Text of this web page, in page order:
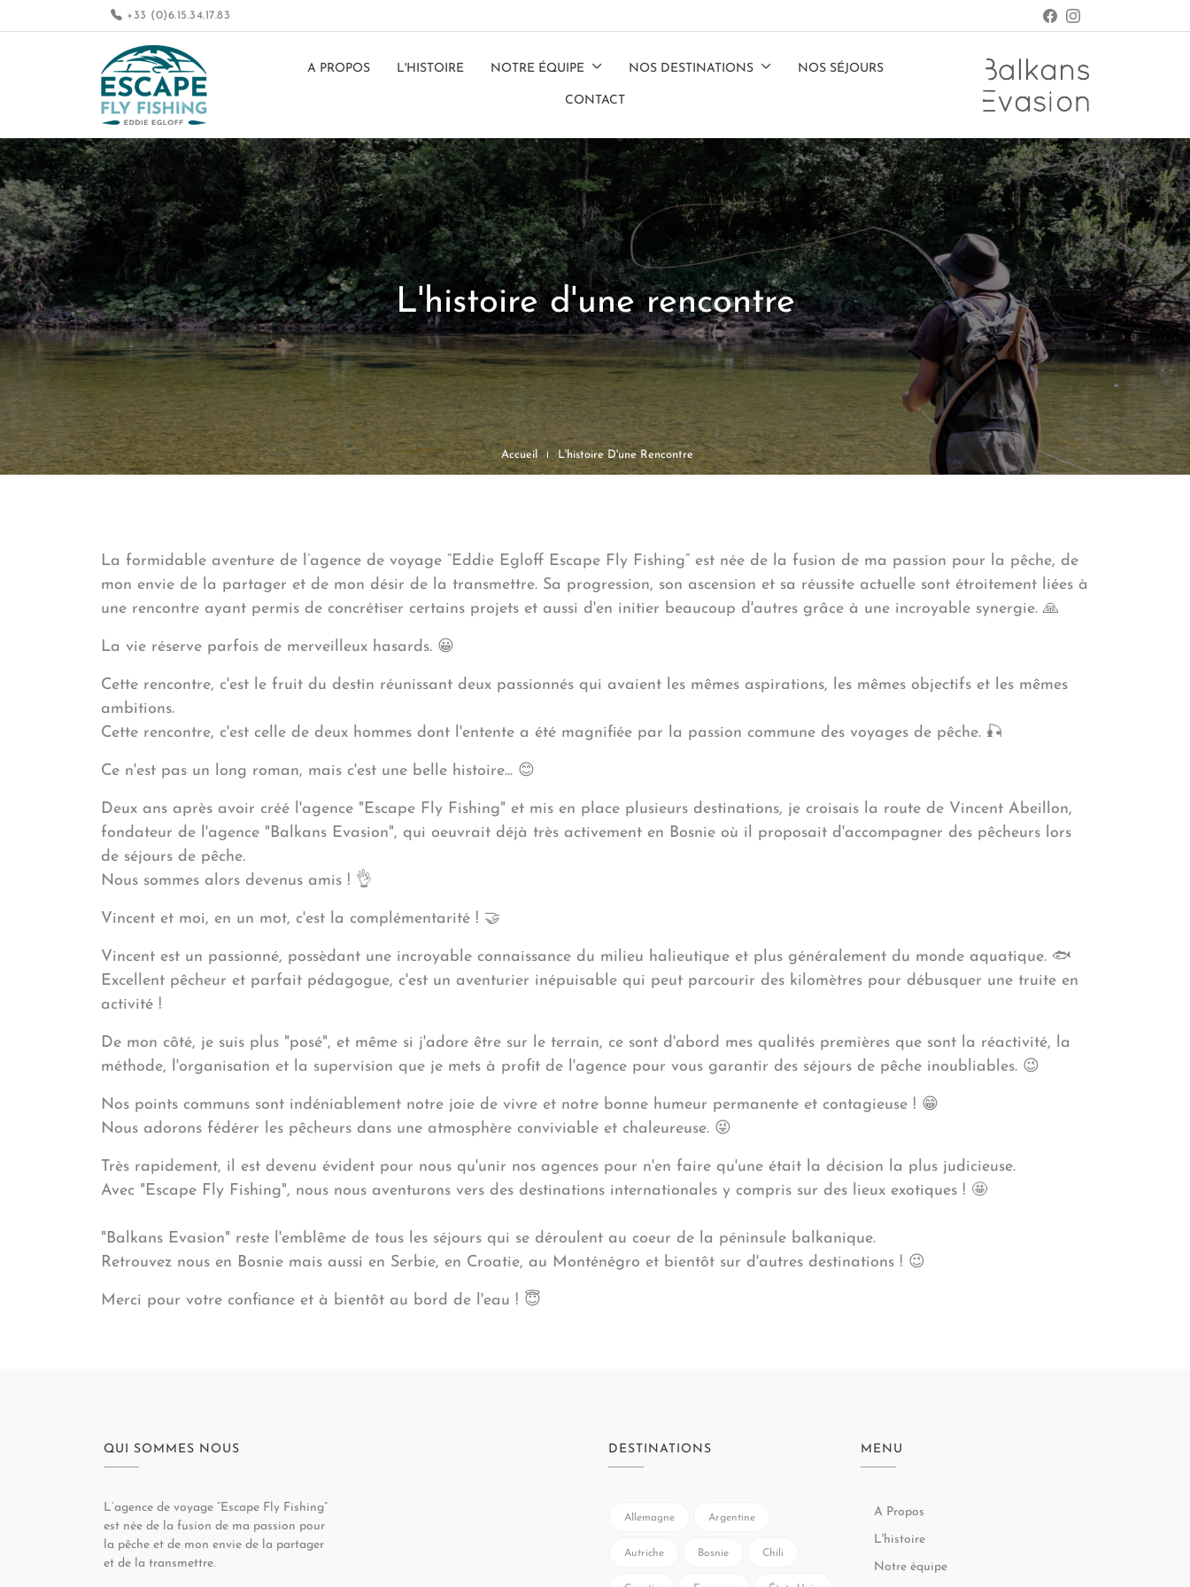
+33 (0)6.15.34.17.83
A PROPOS L'HISTOIRE NOTRE ÉQUIPE NOS DESTINATIONS NOS SÉJOURS
CONTACT
L'histoire d'une rencontre
Accueil L'histoire D'une Rencontre
La formidable aventure de l’agence de voyage “Eddie Egloff Escape Fly Fishing” est née de la fusion de ma passion pour la pêche, de
mon envie de la partager et de mon désir de la transmettre. Sa progression, son ascension et sa réussite actuelle sont étroitement liées à
une rencontre ayant permis de concrétiser certains projets et aussi d'en initier beaucoup d'autres grâce à une incroyable synergie. 🙏
La vie réserve parfois de merveilleux hasards. 😀
Cette rencontre, c'est le fruit du destin réunissant deux passionnés qui avaient les mêmes aspirations, les mêmes objectifs et les mêmes
ambitions.
Cette rencontre, c'est celle de deux hommes dont l'entente a été magnifiée par la passion commune des voyages de pêche. 🎣
Ce n'est pas un long roman, mais c'est une belle histoire... 😊
Deux ans après avoir créé l'agence "Escape Fly Fishing" et mis en place plusieurs destinations, je croisais la route de Vincent Abeillon,
fondateur de l'agence "Balkans Evasion", qui oeuvrait déjà très activement en Bosnie où il proposait d'accompagner des pêcheurs lors
de séjours de pêche.
Nous sommes alors devenus amis ! 👌
Vincent et moi, en un mot, c'est la complémentarité ! 🤝
Vincent est un passionné, possèdant une incroyable connaissance du milieu halieutique et plus généralement du monde aquatique. 🐟
Excellent pêcheur et parfait pédagogue, c'est un aventurier inépuisable qui peut parcourir des kilomètres pour débusquer une truite en
activité !
De mon côté, je suis plus "posé", et même si j'adore être sur le terrain, ce sont d'abord mes qualités premières que sont la réactivité, la
méthode, l'organisation et la supervision que je mets à profit de l'agence pour vous garantir des séjours de pêche inoubliables. 😉
Nos points communs sont indéniablement notre joie de vivre et notre bonne humeur permanente et contagieuse ! 😁
Nous adorons fédérer les pêcheurs dans une atmosphère conviviable et chaleureuse. 😜
Très rapidement, il est devenu évident pour nous qu'unir nos agences pour n'en faire qu'une était la décision la plus judicieuse.
Avec "Escape Fly Fishing", nous nous aventurons vers des destinations internationales y compris sur des lieux exotiques ! 🤩
"Balkans Evasion" reste l'emblême de tous les séjours qui se déroulent au coeur de la péninsule balkanique.
Retrouvez nous en Bosnie mais aussi en Serbie, en Croatie, au Monténégro et bientôt sur d'autres destinations ! 😉
Merci pour votre confiance et à bientôt au bord de l'eau ! 😇
QUI SOMMES NOUS
L’agence de voyage “Escape Fly Fishing”
est née de la fusion de ma passion pour
la pêche et de mon envie de la partager
et de la transmettre.
DESTINATIONS
Allemagne Argentine
Autriche Bosnie Chili
MENU
A Propos
L'histoire
Notre équipe